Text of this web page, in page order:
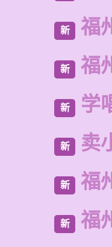
新 福
新 福
新 学
新 卖
新 福
新 福